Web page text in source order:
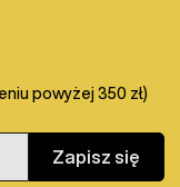
powyżej 350 zł)
Zapisz się